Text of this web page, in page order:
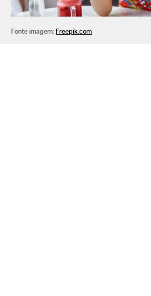
Fonte imagem: Freepik.com